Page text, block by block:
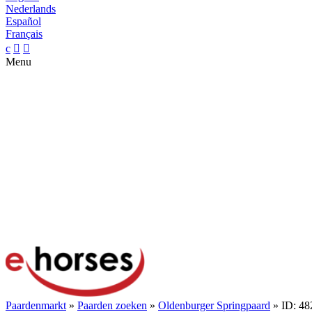
Nederlands
Español
Français
c  
Menu
Paardenmarkt » Paarden zoeken » Oldenburger Springpaard » ID: